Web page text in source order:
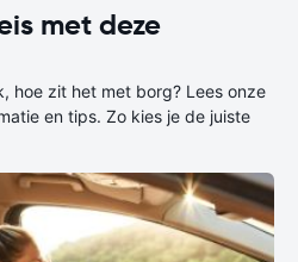
met deze
hoe zit het met borg? Lees onze
en tips. Zo kies je de juiste